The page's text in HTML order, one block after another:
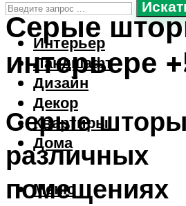
Интерьер
Ландшафт
Дизайн
Декор
Квартиры
Дома
Меню
Серые
интерьере
Серые
различных
помещениях